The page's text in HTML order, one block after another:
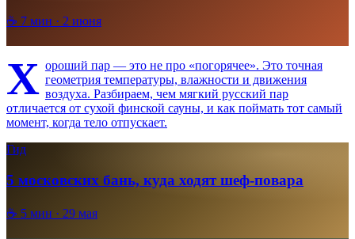
☕ 7 мин · 2 июня
Х ороший пар — это не про «погорячее». Это точная
геометрия температуры, влажности и движения
воздуха. Разбираем, чем мягкий русский пар
отличается от сухой финской сауны, и как поймать тот самый
момент, когда тело отпускает.
Гид
5 московских бань, куда ходят шеф-повара
☕ 5 мин · 29 мая